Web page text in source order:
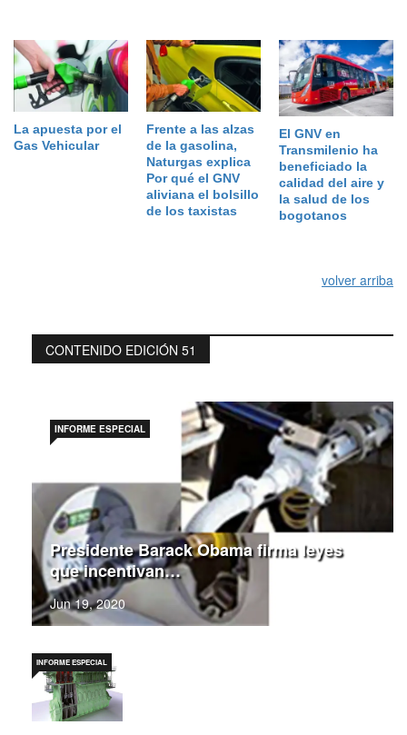
La apuesta por el
Gas Vehicular
Frente a las alzas
de la gasolina,
Naturgas explica
Por qué el GNV
aliviana el bolsillo
de los taxistas
El GNV en
Transmilenio ha
beneficiado la
calidad del aire y
la salud de los
bogotanos
volver arriba
CONTENIDO EDICIÓN 51
Presidente Barack Obama firma leyes
que incentivan…
Jun 19, 2020
INFORME ESPECIAL
INFORME ESPECIAL